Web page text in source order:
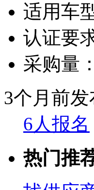
适用车
认证要
采购量：
3个月前发
6人报名
热门推